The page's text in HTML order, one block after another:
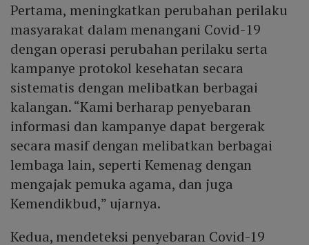
Pertama, meningkatkan perubahan perilaku
masyarakat dalam menangani Covid-19
dengan operasi perubahan perilaku serta
kampanye protokol kesehatan secara
sistematis dengan melibatkan berbagai
kalangan. “Kami berharap penyebaran
informasi dan kampanye dapat bergerak
secara masif dengan melibatkan berbagai
lembaga lain, seperti Kemenag dengan
mengajak pemuka agama, dan juga
Kemendikbud,” ujarnya.
Kedua, mendeteksi penyebaran Covid-19